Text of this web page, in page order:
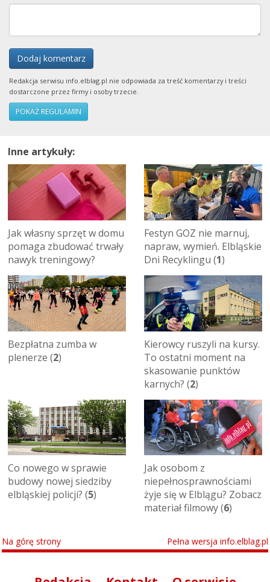
Dodaj komentarz
Redakcja serwisu info.elblag.pl nie odpowiada za treść komentarzy i treści
dostarczone przez firmy i osoby trzecie.
POKAŻ REGULAMIN
Inne artykuły:
Jak własny sprzęt w domu
pomaga zbudować trwały
nawyk treningowy?
Festyn GOZ nie marnuj,
napraw, wymień. Elbląskie
Dni Recyklingu (1)
Bezpłatna zumba w
plenerze (2)
Kierowcy ruszyli na kursy.
To ostatni moment na
skasowanie punktów
karnych? (2)
Co nowego w sprawie
budowy nowej siedziby
elbląskiej policji? (5)
Jak osobom z
niepełnosprawnościami
żyje się w Elblągu? Zobacz
materiał filmowy (6)
Na górę strony Pełna wersja info.elblag.pl